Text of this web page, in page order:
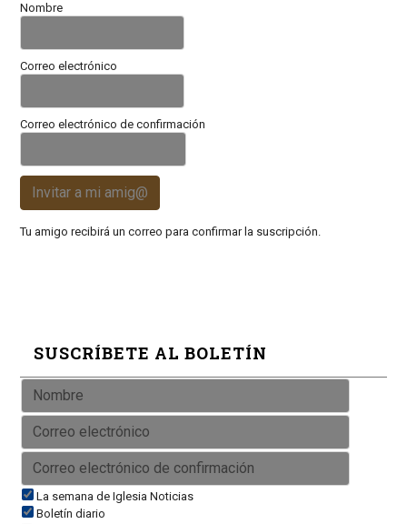
Nombre
Correo electrónico
Correo electrónico de confirmación
Invitar a mi amig@
Tu amigo recibirá un correo para confirmar la suscripción.
SUSCRÍBETE AL BOLETÍN
La semana de Iglesia Noticias
Boletín diario